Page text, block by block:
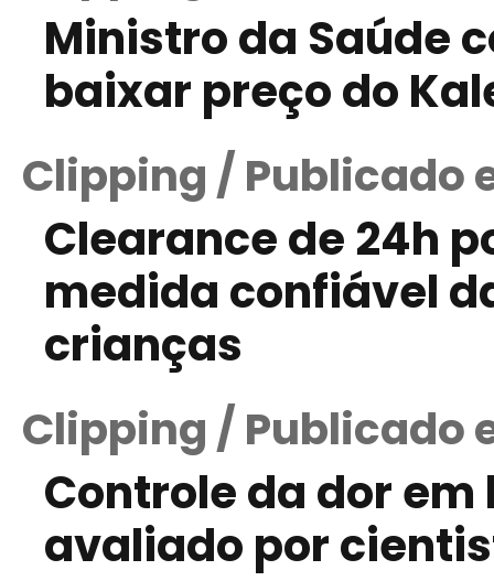
Ministro da Saúde
baixar preço do
Clipping / Publicado
Clearance de 24h
medida confiável
crianças
Clipping / Publicado
Controle da dor
avaliado por